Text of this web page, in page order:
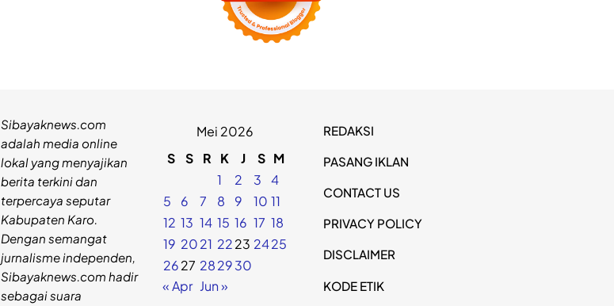
Sibayaknews.com
adalah media online
lokal yang menyajikan
berita terkini dan
terpercaya seputar
Kabupaten Karo.
Dengan semangat
jurnalisme independen,
Sibayaknews.com hadir
sebagai suara
Mei 2026
S
S R K J S M
1
2 3
4
5
6 7 8 9 10 11
12 13 14 15 16 17 18
19 2021 2223 2425
2627 282930
« Apr Jun »
REDAKSI
PASANG IKLAN
CONTACT US
PRIVACY POLICY
DISCLAIMER
KODE ETIK